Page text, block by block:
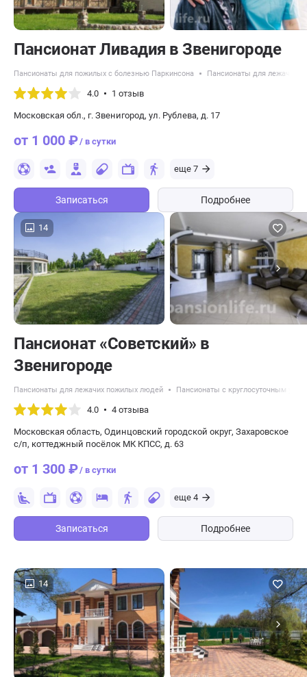
Пансионат Ливадия в Звенигороде
Пансионаты для пожилых с болезнью Паркинсона Пансионаты для лежачих
4.0 1 отзыв
Московская обл., г. Звенигород, ул. Рублева, д. 17
от 1 000 ₽/ в сутки
еще 7
Записаться Подробнее
14
Пансионат «Советский» в
Звенигороде
Пансионаты для лежачих пожилых людей Пансионаты с круглосуточным
4.0 4 отзыва
Московская область, Одинцовский городской округ, Захаровское
с/п, коттеджный посёлок МК КПСС, д. 63
от 1 300 ₽/ в сутки
еще 4
Записаться Подробнее
14